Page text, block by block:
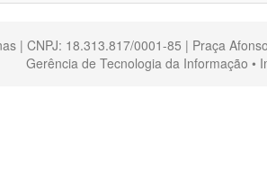
| CNPJ: 18.313.817/0001-85 | Praça
Gerência de Tecnologia da Informação •